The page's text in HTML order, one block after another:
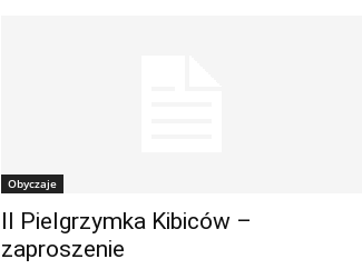
Obyczaje
II Pielgrzymka Kibiców –
zaproszenie